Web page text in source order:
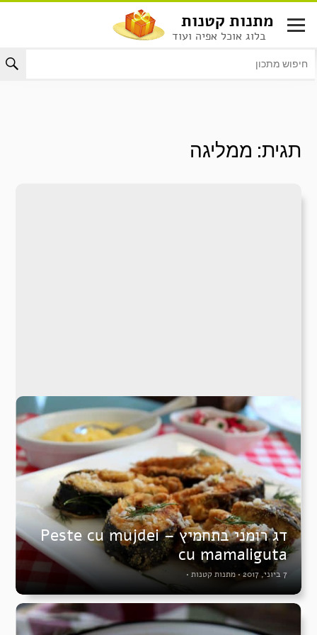
לתוכן
מתנות קטנות
בלוג אוכל אפיה ועוד
תגית: ממליגה
דג רומני בתחמיץ – Peste cu mujdei
cu mamaliguta
7 ביוני, 2017 • מתנות קטנות •